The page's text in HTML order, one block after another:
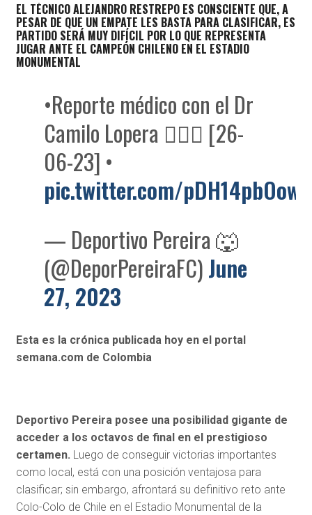
EL TÉCNICO ALEJANDRO RESTREPO ES CONSCIENTE QUE, A
PESAR DE QUE UN EMPATE LES BASTA PARA CLASIFICAR, ES
PARTIDO SERÁ MUY DIFÍCIL POR LO QUE REPRESENTA
JUGAR ANTE EL CAMPEÓN CHILENO EN EL ESTADIO
MONUMENTAL
•Reporte médico con el Dr
Camilo Lopera 👨🏻‍⚕️ [26-
06-23] •
pic.twitter.com/pDH14pbOow
— Deportivo Pereira 🐺
(@DeporPereiraFC)June
27, 2023
Esta es la crónica publicada hoy en el portal
semana.com de Colombia
Deportivo Pereira posee una posibilidad gigante de
acceder a los octavos de final en el prestigioso
certamen. Luego de conseguir victorias importantes
como local, está con una posición ventajosa para
clasificar; sin embargo, afrontará su definitivo reto ante
Colo-Colo de Chile en el Estadio Monumental de la